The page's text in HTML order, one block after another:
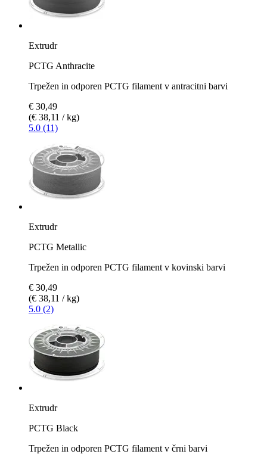
Extrudr
PCTG Anthracite
Trpežen in odporen PCTG filament v antracitni barvi
€ 30,49
(€ 38,11 / kg)
5.0 (11)
Extrudr
PCTG Metallic
Trpežen in odporen PCTG filament v kovinski barvi
€ 30,49
(€ 38,11 / kg)
5.0 (2)
Extrudr
PCTG Black
Trpežen in odporen PCTG filament v črni barvi